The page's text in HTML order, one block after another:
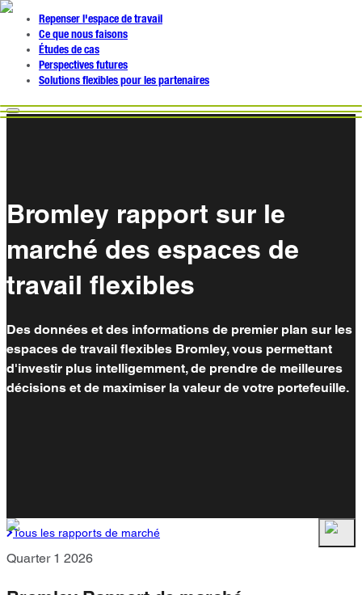
Repenser l'espace de travail
Ce que nous faisons
Études de cas
Perspectives futures
Solutions flexibles pour les partenaires
Bromley rapport sur le
marché des espaces de
travail flexibles
Des données et des informations de premier plan sur les
espaces de travail flexibles Bromley, vous permettant
d'investir plus intelligemment, de prendre de meilleures
décisions et de maximiser la valeur de votre portefeuille.
Tous les rapports de marché
Quarter 1 2026